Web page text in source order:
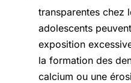
transparentes chez
adolescents
exposition
la formation des
calcium ou une